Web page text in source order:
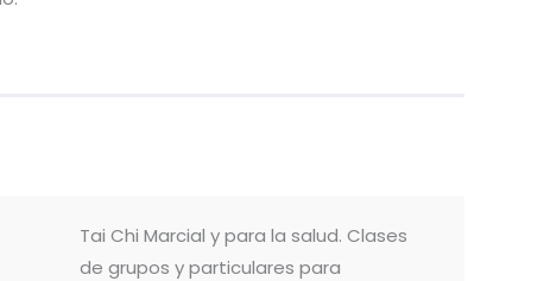
Tai Chi Marcial y para la salud. Clases
de grupos y particulares para